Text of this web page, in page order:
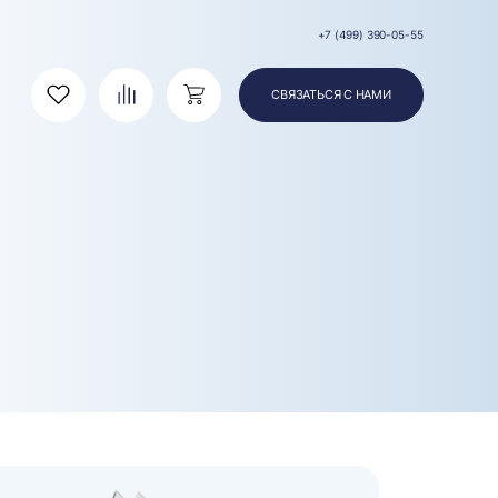
+7 (499) 390-05-55
Избранное СравнениеКорзина СВЯЗАТЬСЯ С НАМИ